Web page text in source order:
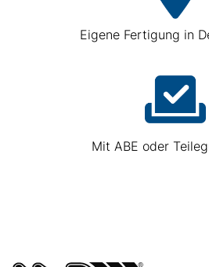
Eigene Fertigung in
Mit ABE oder